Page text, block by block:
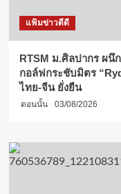
แฟ้มข่าวดีดี
RTSM ม.ศิลปากร ผ
กอล์ฟกระชับมิตร
ไทย-จีน ยั่งยืน
ตอนนั้น 03/08/2026